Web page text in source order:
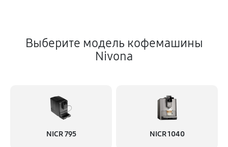
Выберите модель кофемашины
Nivona
NICR 795 NICR 1040